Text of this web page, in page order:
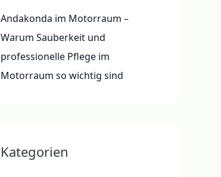
Andakonda im Motorraum –
Warum Sauberkeit und
professionelle Pflege im
Motorraum so wichtig sind
Kategorien